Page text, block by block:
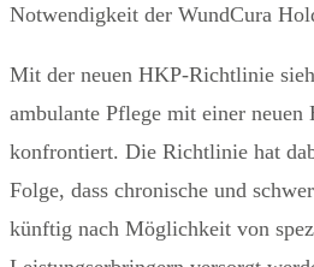
Notwendigkeit der WundCura
Mit der neuen HKP-Richtlinie
ambulante Pflege mit einer neuen
konfrontiert. Die Richtlinie hat
Folge, dass chronische und
künftig nach Möglichkeit von